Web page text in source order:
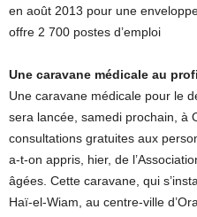
en août 2013 pour une
offre 2 700 postes d’emploi
Une caravane médicale au
Une caravane médicale pour le
sera lancée, samedi prochain, à
consultations gratuites aux
a-t-on appris, hier, de
âgées. Cette caravane, qui
Haï-el-Wiam, au centre-ville